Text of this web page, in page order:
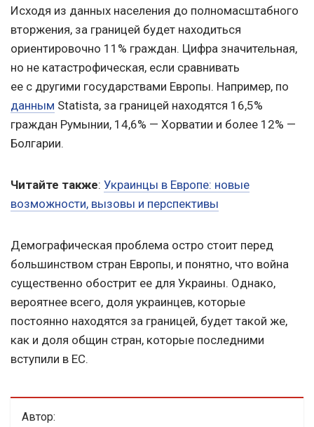
Исходя из данных населения до полномасштабного
вторжения, за границей будет находиться
ориентировочно 11% граждан. Цифра значительная,
но не катастрофическая, если сравнивать
ее с другими государствами Европы. Например, по
данным Statista, за границей находятся 16,5%
граждан Румынии, 14,6% — Хорватии и более 12% —
Болгарии.
Читайте также: Украинцы в Европе: новые
возможности, вызовы и перспективы
Демографическая проблема остро стоит перед
большинством стран Европы, и понятно, что война
существенно обострит ее для Украины. Однако,
вероятнее всего, доля украинцев, которые
постоянно находятся за границей, будет такой же,
как и доля общин стран, которые последними
вступили в ЕС.
Автор: